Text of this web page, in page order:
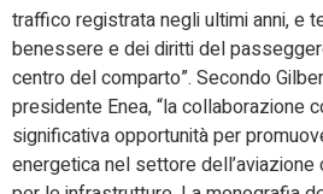
traffico registrata negli ultimi anni, e
benessere e dei diritti del
centro del comparto”. Secondo
presidente Enea, “la collaborazione
significativa opportunità per
energetica nel settore dell’aviazione